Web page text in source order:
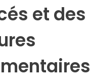
et des